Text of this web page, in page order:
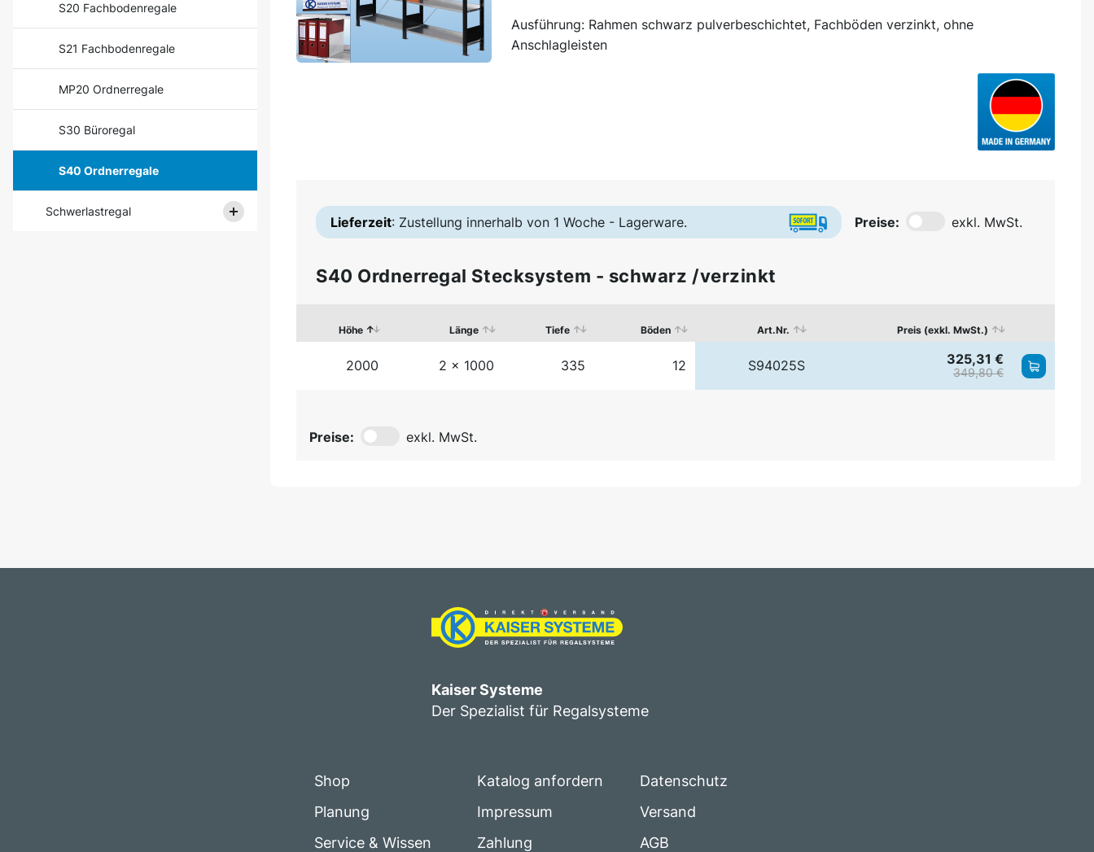
S20 Fachbodenregale
S21 Fachbodenregale
MP20 Ordnerregale
S30 Büroregal
S40 Ordnerregale
Schwerlastregal
Ausführung: Rahmen schwarz pulverbeschichtet, Fachböden verzinkt, ohne
Anschlagleisten
Lieferzeit: Zustellung innerhalb von 1 Woche - Lagerware. Preise: exkl. MwSt.
S40 Ordnerregal Stecksystem - schwarz /verzinkt
Höhe Länge Tiefe Böden Art.Nr. Preis (exkl. MwSt.)
2000 2 x 1000 335 12 S94025S 325,31 €
349,80 €
Preise: exkl. MwSt.
Kaiser Systeme
Der Spezialist für Regalsysteme
Shop
Planung
Service & Wissen
Katalog anfordern
Impressum
Zahlung
Datenschutz
Versand
AGB